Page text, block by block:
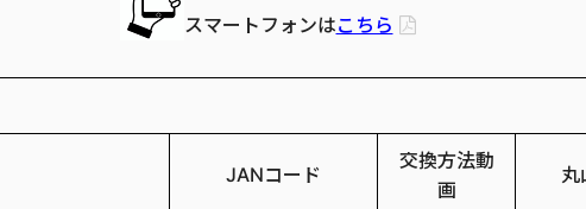
スマートフォンはこちら
JANコード
交換方法動
画
丸